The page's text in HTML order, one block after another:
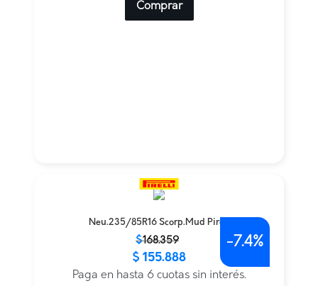
Comprar
Neu.235/85R16 Scorp.Mud Pirell
$168.359
original
actual
$ 155.888
Paga en hasta 6 cuotas sin interés.
-7.4%